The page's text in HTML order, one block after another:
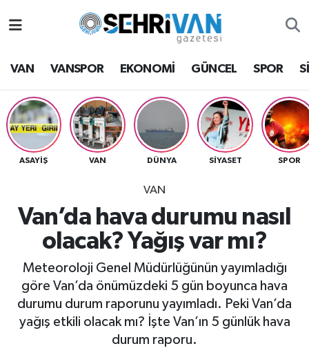
VAN VANSPOR EKONOMİ GÜNCEL SPOR
ASAYİŞ VAN DÜNYA SİYASET SPOR
VAN
Van’da hava durumu nasıl
olacak? Yağış var mı?
Meteoroloji Genel Müdürlüğünün yayımladığı
göre Van’da önümüzdeki 5 gün boyunca hava
durumu durum raporunu yayımladı. Peki Van’da
yağış etkili olacak mı? İşte Van’ın 5 günlük hava
durum raporu.
Van Hava Durumu
VAN Namaz Vakitleri
Van Trafik Yoğunluk Haritası
Süper Lig Puan Durumu ve Fikstür
Tüm Manşetler
Son Dakika Haberleri
Haber Arşivi